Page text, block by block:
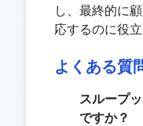
し、最終的に
応するのに役立
よくある質
スループ
ですか？